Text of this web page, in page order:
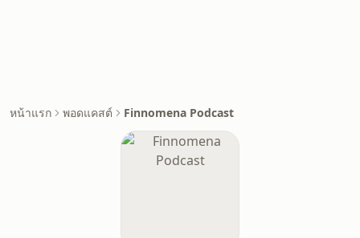
หน้าแรก พอดแคสต์ Finnomena Podcast